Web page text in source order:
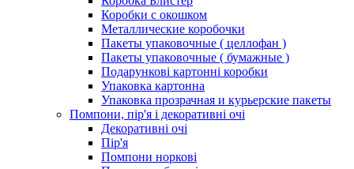
Коробки с окошком
Металлические коробочки
Пакеты упаковочные ( целлофан )
Пакеты упаковочные ( бумажные )
Подарункові картонні коробки
Упаковка картонна
Упаковка прозрачная и курьерские пакеты
Помпони, пір'я і декоративні очі
Декоративні очі
Пір'я
Помпони норкові